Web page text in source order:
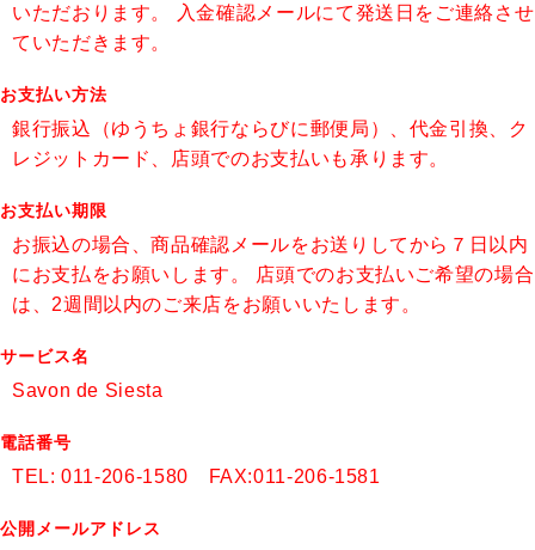
いただおります。 入金確認メールにて発送日をご連絡させ
ていただきます。
お支払い方法
銀行振込（ゆうちょ銀行ならびに郵便局）、代金引換、ク
レジットカード、店頭でのお支払いも承ります。
お支払い期限
お振込の場合、商品確認メールをお送りしてから７日以内
にお支払をお願いします。 店頭でのお支払いご希望の場合
は、2週間以内のご来店をお願いいたします。
サービス名
Savon de Siesta
電話番号
TEL: 011-206-1580 FAX:011-206-1581
公開メールアドレス